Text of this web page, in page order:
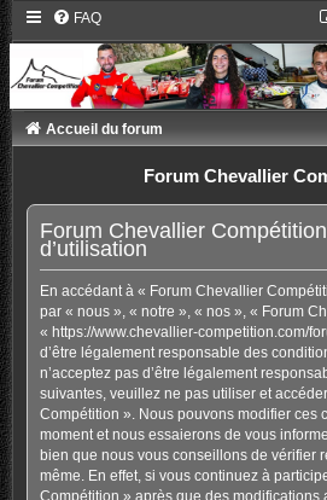
FAQ
Accueil du forum
Forum Chevallier
Forum Chevallier
d’utilisation
En accédant à « Forum Chevallier
par « nous », « notre », « nos », « Forum
« https://www.chevallier-competition.com/
d’être légalement responsable des
n’acceptez pas d’être légalement
suivantes, veuillez ne pas utiliser et
Compétition ». Nous pouvons modifier ces
moment et nous essaierons de vous
bien que nous vous conseillons de vérifier
même. En effet, si vous continuez à
Compétition » après que des modifications